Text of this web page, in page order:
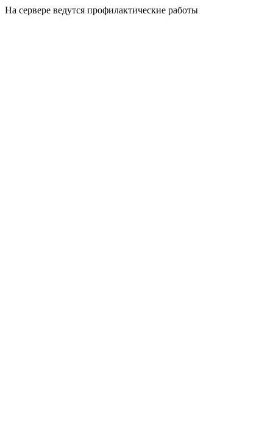
На сервере ведутся профилактические работы